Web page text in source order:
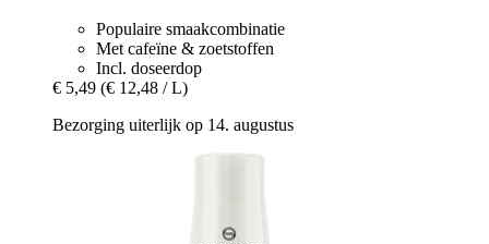
Populaire smaakcombinatie
Met cafeïne & zoetstoffen
Incl. doseerdop
€ 5,49 (€ 12,48 / L)
Bezorging uiterlijk op 14. augustus